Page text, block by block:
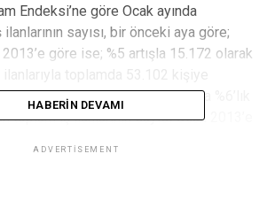
Endeksi’ne göre Ocak ayında
sayısı, bir önceki aya göre;
2013’e göre ise; %5 artışla 15.172 olarak
Ocak’ta bir önceki aya oranla %6’lık
toplam iş ilanlarının sayısı Ocak 2013’e
HABERIN DEVAMI
ADVERTISEMENT